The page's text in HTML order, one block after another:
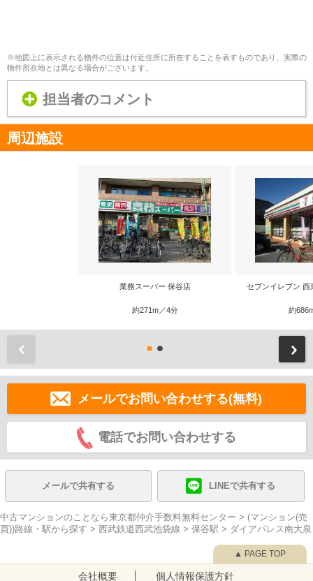
※地図上に表示される物件の位置は付近住所に所在することを表すものであり、実際の
物件所在地とは異なる場合がございます。
担当者のコメント
周辺施設
業務スーパー 保谷店
約271m／4分
セブンイレブン 西
約
メールでお問い合わせする(無料)
電話でお問い合わせする
メールで共有する LINEで共有する
中古マンションのことなら東京都仲介手数料無料センター > (マンション(売
買))路線・駅から探す > 西武鉄道西武池袋線 > 保谷駅 > ダイアパレス南大泉
会社概要 個人情報保護方針
▲ PAGE TOP